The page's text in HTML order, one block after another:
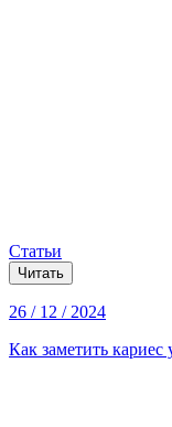
Статьи
Читать
26 / 12 / 2024
Как заметить